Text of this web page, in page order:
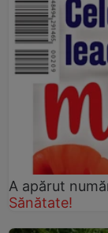
A apărut
Sănătate!